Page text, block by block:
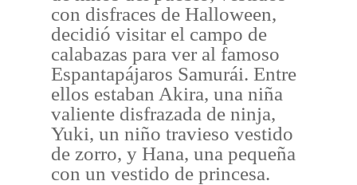
con disfraces de Halloween,
decidió visitar el campo de
calabazas para ver al famoso
Espantapájaros Samurái. Entre
ellos estaban Akira, una niña
valiente disfrazada de ninja,
Yuki, un niño travieso vestido
de zorro, y Hana, una pequeña
con un vestido de princesa.